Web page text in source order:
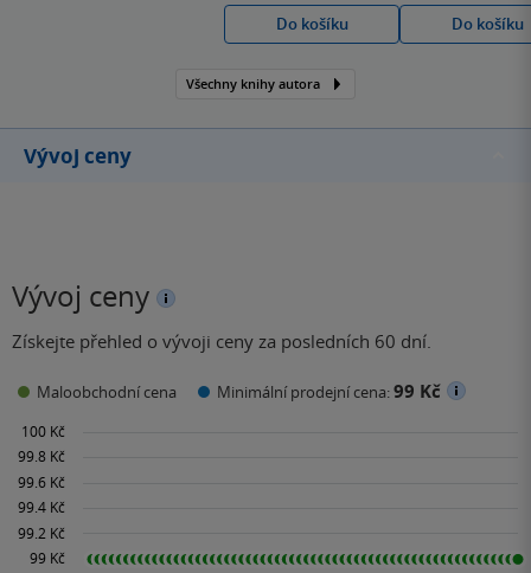
velmi mlád.
Do košíku
Do košíku
Všechny knihy autora
Vývoj ceny
Vývoj ceny
Získejte přehled o vývoji ceny za posledních 60 dní.
Maloobchodní cena Minimální prodejní cena:99 Kč